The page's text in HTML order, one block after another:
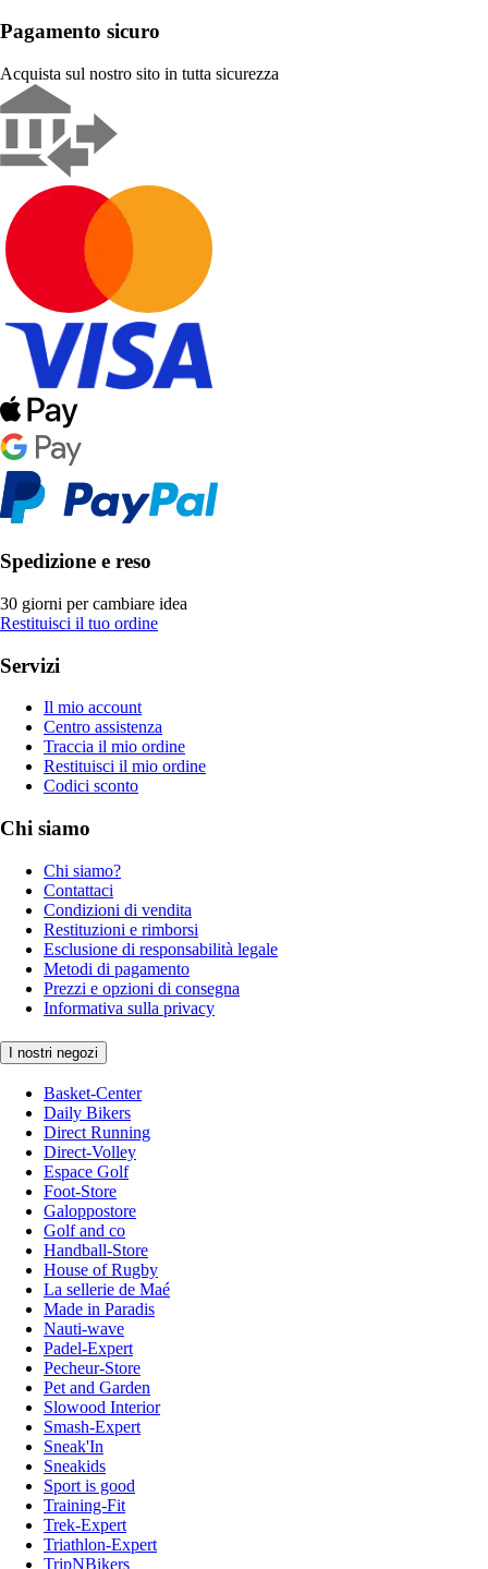
Pagamento sicuro
Acquista sul nostro sito in tutta sicurezza
Spedizione e reso
30 giorni per cambiare idea
Restituisci il tuo ordine
Servizi
Il mio account
Centro assistenza
Traccia il mio ordine
Restituisci il mio ordine
Codici sconto
Chi siamo
Chi siamo?
Contattaci
Condizioni di vendita
Restituzioni e rimborsi
Esclusione di responsabilità legale
Metodi di pagamento
Prezzi e opzioni di consegna
Informativa sulla privacy
I nostri negozi
Basket-Center
Daily Bikers
Direct Running
Direct-Volley
Espace Golf
Foot-Store
Galoppostore
Golf and co
Handball-Store
House of Rugby
La sellerie de Maé
Made in Paradis
Nauti-wave
Padel-Expert
Pecheur-Store
Pet and Garden
Slowood Interior
Smash-Expert
Sneak'In
Sneakids
Sport is good
Training-Fit
Trek-Expert
Triathlon-Expert
TripNBikers